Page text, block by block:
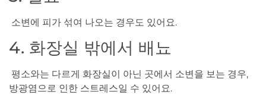
소변에 피가 섞여 나오는 경우도 있어요.
4. 화장실 밖에서 배뇨
평소와는 다르게 화장실이 아닌 곳에서 소변을 보는 경우,
방광염으로 인한 스트레스일 수 있어요.